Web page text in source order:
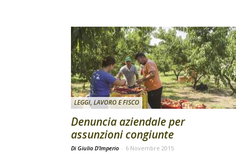
LEGGI, LAVORO E FISCO
Denuncia aziendale per
assunzioni congiunte
Di Giulio D’Imperio - 6 Novembre 2015